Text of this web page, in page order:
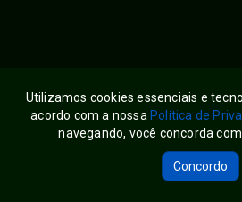
Servir BrasilSiga-nos:
Utilizamos cookies essenciais e
acordo com a nossa Política de
navegando, você concorda
Concordo